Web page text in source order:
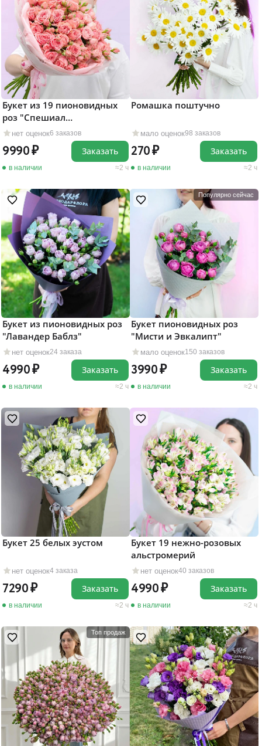
нет оценок6 заказов
Букет из 19 пионовидных
роз "Спешиал
Дайменшенс"
9990
в наличии 2 ч
Заказать
мало оценок98 заказов
Ромашка поштучно
270
в наличии 2 ч
Заказать
нет оценок24 заказа
Букет из пионовидных роз
"Лавандер Баблз"
4990
в наличии 2 ч
Заказать
Популярно сейчас
мало оценок150 заказов
Букет пионовидных роз
"Мисти и Эвкалипт"
3990
в наличии 2 ч
Заказать
нет оценок4 заказа
Букет 25 белых эустом
7290
в наличии 2 ч
Заказать
нет оценок40 заказов
Букет 19 нежно-розовых
альстромерий
4990
в наличии 2 ч
Заказать
Топ продаж